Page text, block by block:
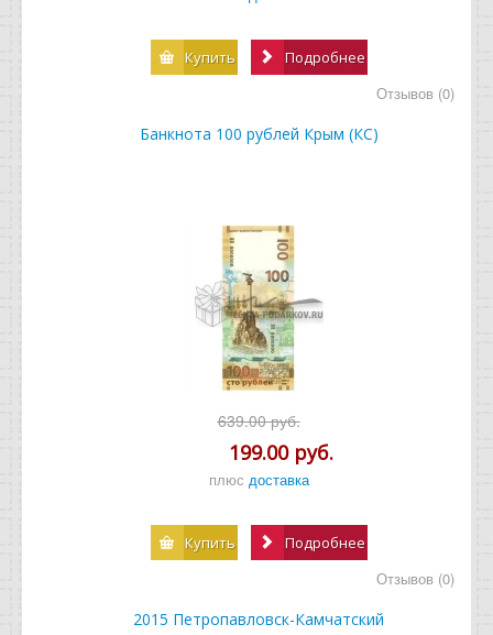
Купить Подробнее
Отзывов (0)
Банкнота 100 рублей Крым (КС)
639.00 руб.
199.00 руб.
плюс доставка
Купить Подробнее
Отзывов (0)
2015 Петропавловск-Камчатский